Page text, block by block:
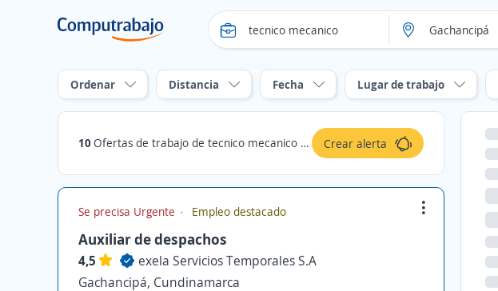
Ordenar Distancia Fecha Lugar de trabajo
10 Ofertas de trabajo de tecnico mecanico en Gachancipá, Cundinamarca Crear alerta
Se precisa Urgente Empleo destacado
Auxiliar de despachos
4,5
exela Servicios Temporales S.A
Gachancipá, Cundinamarca